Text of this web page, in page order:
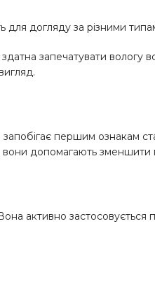
для догляду за різними
запечатувати вологу
першим ознакам
допомагають зменшити
активно